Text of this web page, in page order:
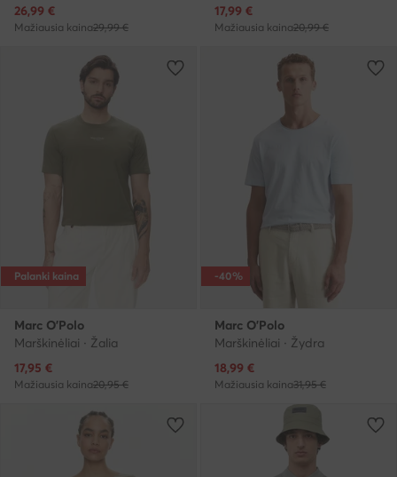
Dabartinė kaina
26,99 €
Mažiausia kaina29,99 €
Dabartinė kaina
17,99 €
Mažiausia kaina20,99 €
Palanki kaina
Marc O'Polo
Marškinėliai · Žalia
Dabartinė kaina
17,95 €
Mažiausia kaina20,95 €
-40%
Marc O'Polo
Marškinėliai · Žydra
Dabartinė kaina
18,99 €
Mažiausia kaina31,95 €